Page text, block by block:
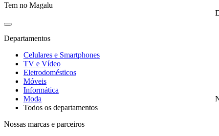
Tem no Magalu
Departamentos
Celulares e Smartphones
TV e Vídeo
Eletrodomésticos
Móveis
Informática
Moda
Todos os departamentos
Nossas marcas e parceiros